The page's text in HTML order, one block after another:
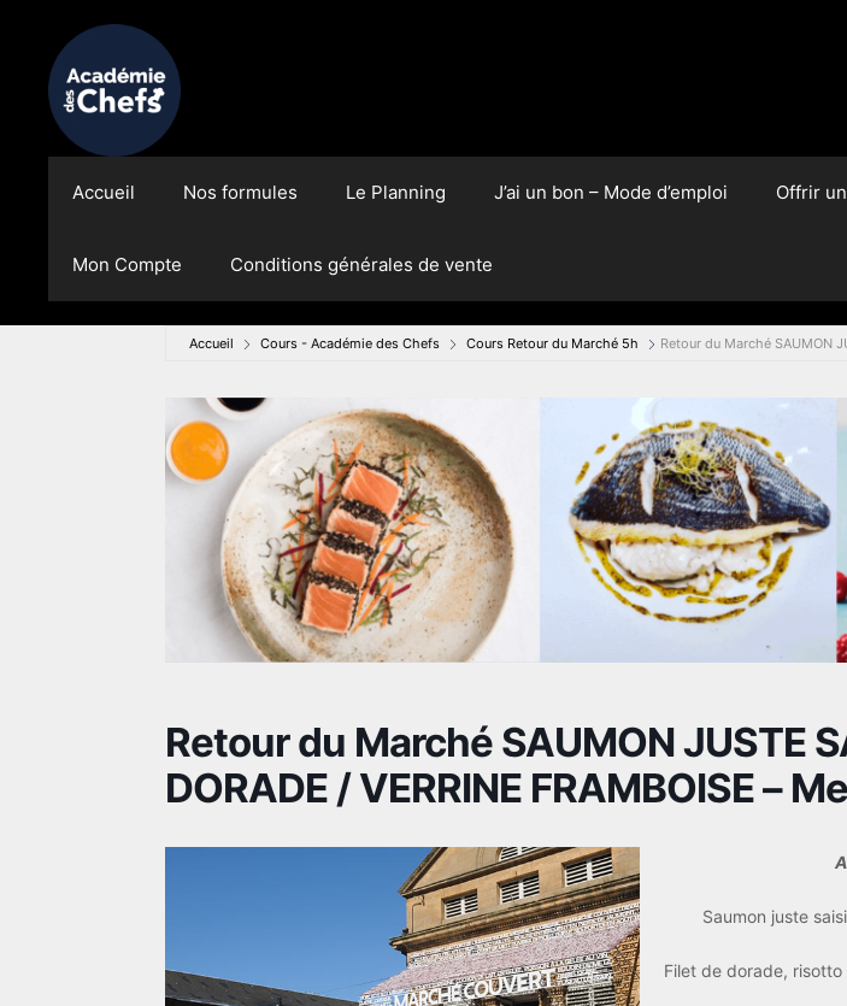
Accueil Nos formules Le Planning J’ai un bon – Mode d’emploi Offrir
Mon Compte Conditions générales de vente
Accueil Cours - Académie des Chefs Cours Retour du Marché 5h Retour du Marché SAUMON
Retour du Marché SAUMON JUSTE
DORADE / VERRINE FRAMBOISE –
Saumon juste
Filet de dorade,